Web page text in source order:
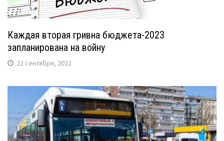
Каждая вторая гривна бюджета-2023
запланирована на войну
22 сентября, 2022